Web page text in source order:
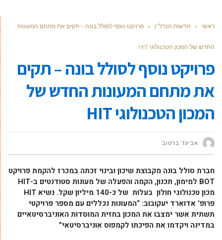
ראשי » חדשות הנדל''ן » פרויקט נוסף לסולל בונה – תקים את מתחם המעונות
החדש של המכון הטכנולוגי HIT
פרויקט נוסף לסולל בונה – תקים
את מתחם המעונות החדש של
המכון הטכנולוגי HIT
אביעד ברטוב
חברת סולל בונה מקבוצת שיכון ובינוי זכתה במכרז להקמת פרויקט
BOT למימון, תכנון, הקמה והפעלה של מעונות סטודנטים ב-HIT
מכון טכנולוגיחולון בעלות של כ-140 מיליון שקל. נשיא HIT
פרופ’ אדוארד יעקובוב: “המעונות נכללים עם מספר פרויקטי
תשתית אשר ימצבו את המכון בחזית המוסדות האוניברסיטאיים
במדינה ויקדמו את הפיכתו לקמפוס אוניברסיטאי”